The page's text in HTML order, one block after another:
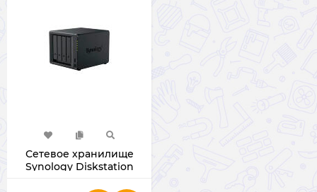
Сетевое хранилище
Synology Diskstation